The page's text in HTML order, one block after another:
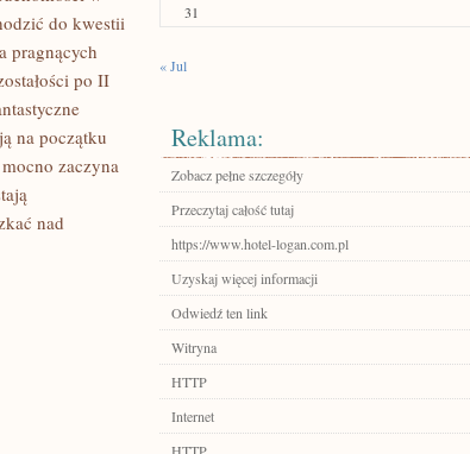
do kwestii
pragnących
po II
na początku
zaczyna
nad
31
« Jul
Reklama:
Zobacz pełne szczegóły
Przeczytaj całość tutaj
https://www.hotel-logan.com.pl
Uzyskaj więcej informacji
Odwiedź ten link
Witryna
HTTP
Internet